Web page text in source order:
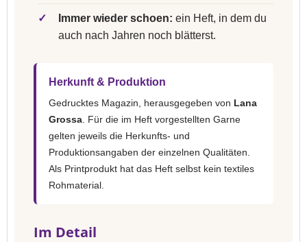
✓ Immer wieder schoen: ein Heft, in dem du
auch nach Jahren noch blätterst.
Herkunft & Produktion
Gedrucktes Magazin, herausgegeben von Lana
Grossa . Für die im Heft vorgestellten Garne
gelten jeweils die Herkunfts- und
Produktionsangaben der einzelnen Qualitäten.
Als Printprodukt hat das Heft selbst kein textiles
Rohmaterial.
Im Detail